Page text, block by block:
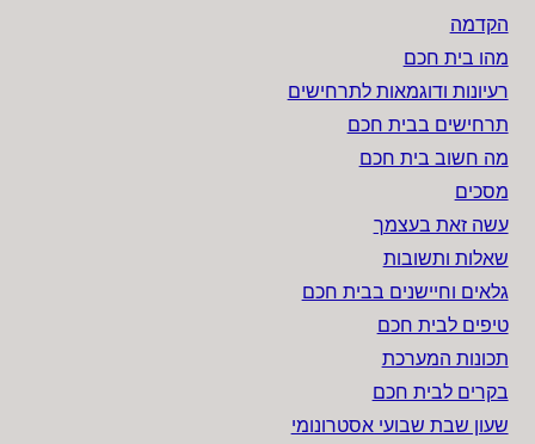
הקדמה
מהו בית חכם
רעיונות ודוגמאות לתרחישים
תרחישים בבית חכם
מה חשוב בית חכם
מסכים
עשה זאת בעצמך
שאלות ותשובות
גלאים וחיישנים בבית חכם
טיפים לבית חכם
תכונות המערכת
בקרים לבית חכם
שעון שבת שבועי אסטרונומי